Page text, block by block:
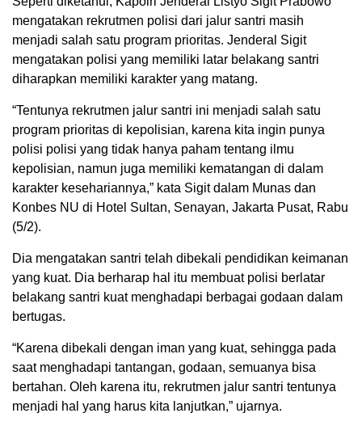
mengatakan rekrutmen polisi dari jalur santri masih
menjadi salah satu program prioritas. Jenderal Sigit
mengatakan polisi yang memiliki latar belakang santri
diharapkan memiliki karakter yang matang.
“Tentunya rekrutmen jalur santri ini menjadi salah satu
program prioritas di kepolisian, karena kita ingin punya
polisi polisi yang tidak hanya paham tentang ilmu
kepolisian, namun juga memiliki kematangan di dalam
karakter kesehariannya,” kata Sigit dalam Munas dan
Konbes NU di Hotel Sultan, Senayan, Jakarta Pusat, Rabu
(5/2).
Dia mengatakan santri telah dibekali pendidikan keimanan
yang kuat. Dia berharap hal itu membuat polisi berlatar
belakang santri kuat menghadapi berbagai godaan dalam
bertugas.
“Karena dibekali dengan iman yang kuat, sehingga pada
saat menghadapi tantangan, godaan, semuanya bisa
bertahan. Oleh karena itu, rekrutmen jalur santri tentunya
menjadi hal yang harus kita lanjutkan,” ujarnya.